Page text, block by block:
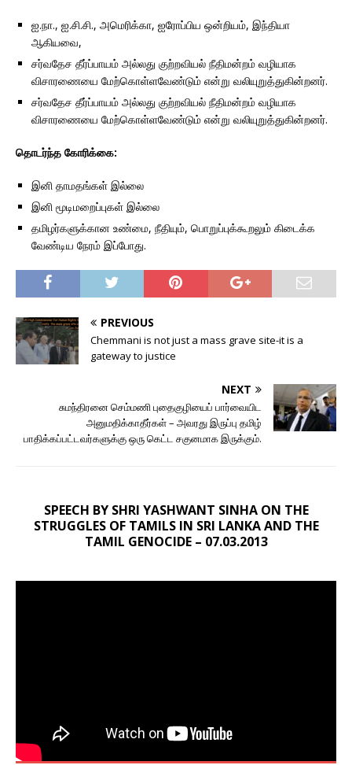
ஐ.நா., ஐ.சி.சி., அமெரிக்கா, ஐரோப்பிய ஒன்றியம், இந்தியா
ஆகியவை,
சர்வதேச தீர்ப்பாயம் அல்லது குற்றவியல் நீதிமன்றம் வழியாக
விசாரணையை மேற்கொள்ளவேண்டும் என்று வலியுறுத்துகின்றனர்.
சர்வதேச தீர்ப்பாயம் அல்லது குற்றவியல் நீதிமன்றம் வழியாக
விசாரணையை மேற்கொள்ளவேண்டும் என்று வலியுறுத்துகின்றனர்.
தொடர்ந்த கோரிக்கை:
இனி தாமதங்கள் இல்லை
இனி மூடிமறைப்புகள் இல்லை
தமிழர்களுக்கான உண்மை, நீதியும், பொறுப்புக்கூறலும் கிடைக்க
வேண்டிய நேரம் இப்போது.
PREVIOUS
Chemmani is not just a mass grave site-it is a
gateway to justice
NEXT
சுமந்திரனை செம்மணி புதைகுழியைப் பார்வையிட
அனுமதிக்காதீர்கள் – அவரது இருப்பு தமிழ்
பாதிக்கப்பட்டவர்களுக்கு ஒரு கெட்ட சகுனமாக இருக்கும்.
SPEECH BY SHRI YASHWANT SINHA ON THE
STRUGGLES OF TAMILS IN SRI LANKA AND THE
TAMIL GENOCIDE – 07.03.2013